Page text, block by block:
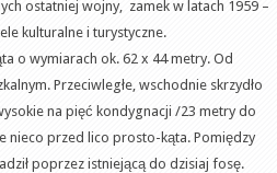
ostatniej wojny, zamek w latach 1959 –
kulturalne i turystyczne.
o wymiarach ok. 62 x 44 metry. Od
Przeciwległe, wschodnie skrzydło
na pięć kondygnacji /23 metry do
nieco przed lico prosto-kąta. Pomiędzy
poprzez istniejącą do dzisiaj fosę.